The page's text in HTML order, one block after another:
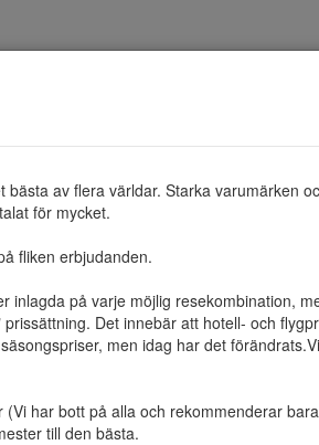
av flera världar. Starka varumärken
för mycket.
fliken erbjudanden.
inlagda på varje möjlig resekombination,
Det innebär att hotell- och
men idag har det
har bott på alla och rekommenderar
till den bästa.